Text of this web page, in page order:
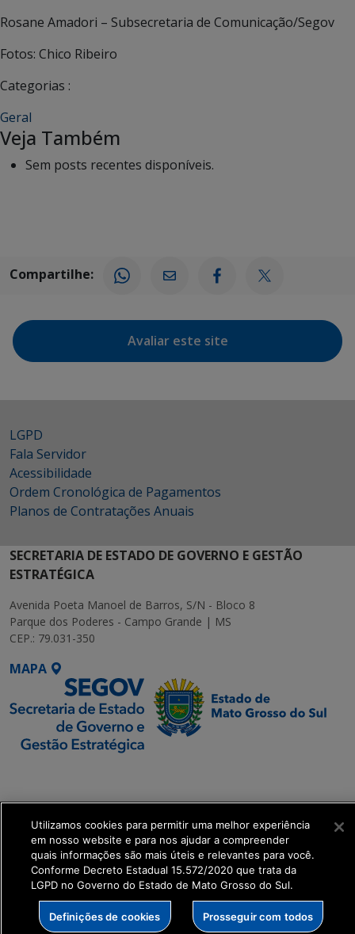
Rosane Amadori – Subsecretaria de Comunicação/Segov
Fotos: Chico Ribeiro
Categorias :
Geral
Veja Também
Sem posts recentes disponíveis.
Compartilhe:
Avaliar este site
LGPD
Fala Servidor
Acessibilidade
Ordem Cronológica de Pagamentos
Planos de Contratações Anuais
SECRETARIA DE ESTADO DE GOVERNO E GESTÃO
ESTRATÉGICA
Avenida Poeta Manoel de Barros, S/N - Bloco 8
Parque dos Poderes - Campo Grande | MS
CEP.: 79.031-350
MAPA
get_footer();
Utilizamos cookies para permitir uma melhor experiência
em nosso website e para nos ajudar a compreender
quais informações são mais úteis e relevantes para você.
Conforme Decreto Estadual 15.572/2020 que trata da
LGPD no Governo do Estado de Mato Grosso do Sul.
Definições de cookies Prosseguir com todos